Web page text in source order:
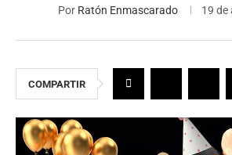
Por Ratón Enmascarado 19 de
COMPARTIR